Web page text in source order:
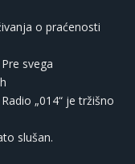
o praćenosti
svega
„014“ je tržišno
slušan.